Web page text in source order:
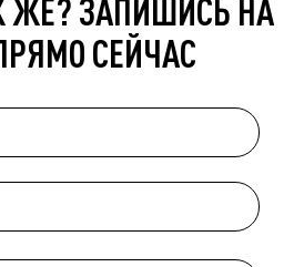
ЖЕ? ЗАПИШИСЬ НА
СЕЙЧАС